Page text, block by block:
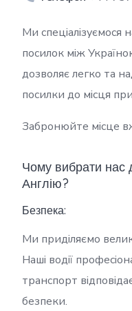
Ми спеціалізуємося
посилок між
дозволяє легко та
посилки до місця
Забронюйте місце
Чому вибрати нас
Англію?
Безпека:
Ми приділяємо
Наші водії
транспорт
безпеки.